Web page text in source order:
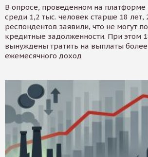
В опросе, проведенном на платформе
среди 1,2 тыс. человек старше 18 лет,
респондентов заявили, что не могут
кредитные задолженности. При этом
вынуждены тратить на выплаты
ежемесячного доход